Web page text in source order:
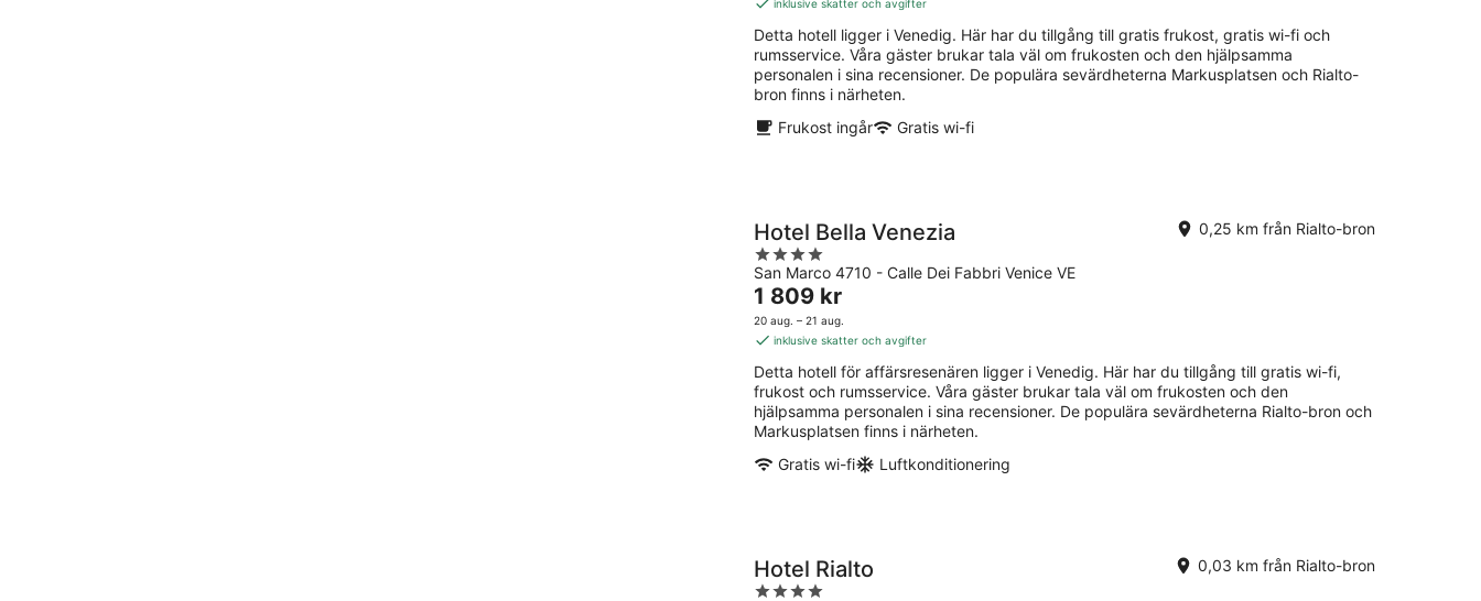
natt
inklusive skatter och avgifter
Detta hotell ligger i Venedig. Här har du tillgång till gratis frukost, gratis wi-fi och
rumsservice. Våra gäster brukar tala väl om frukosten och den hjälpsamma
personalen i sina recensioner. De populära sevärdheterna Markusplatsen och Rialto-
bron finns i närheten.
Frukost ingår
Gratis wi-fi
Hotel Bella Venezia
4
out
of
5
San Marco 4710 - Calle Dei Fabbri Venice VE
0,25 km från Rialto-bron
Priset
är
1 809 kr
natt
1 809 kr
20 aug. – 21 aug.
inklusive skatter och avgifter
Detta hotell för affärsresenären ligger i Venedig. Här har du tillgång till gratis wi-fi,
frukost och rumsservice. Våra gäster brukar tala väl om frukosten och den
hjälpsamma personalen i sina recensioner. De populära sevärdheterna Rialto-bron och
Markusplatsen finns i närheten.
Gratis wi-fi
Luftkonditionering
Hotel Rialto
4
0,03 km från Rialto-bron